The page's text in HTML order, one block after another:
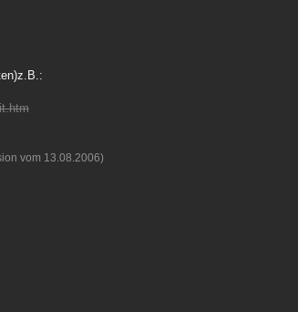
vom 13.08.2006)